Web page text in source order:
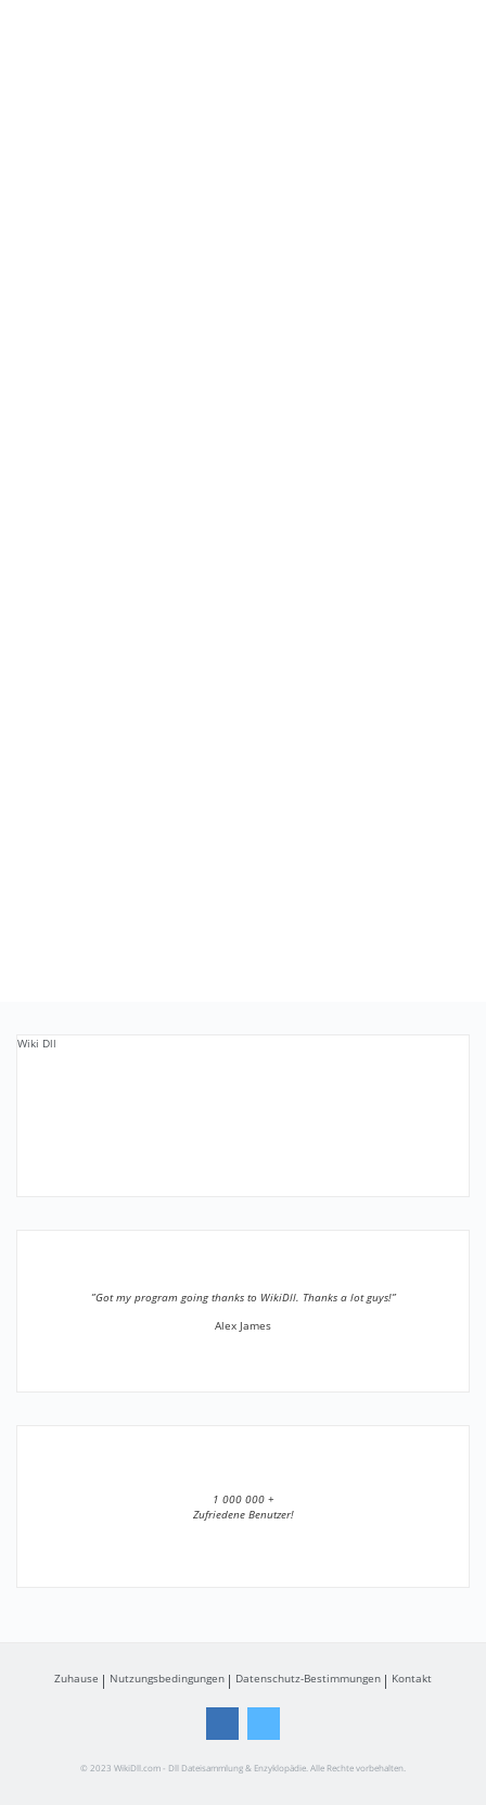
Wiki Dll
”Got my program going thanks to WikiDll. Thanks a lot guys!”
Alex James
1 000 000 +
Zufriedene Benutzer!
Zuhause Nutzungsbedingungen Datenschutz-Bestimmungen Kontakt
© 2023 WikiDll.com - Dll Dateisammlung & Enzyklopädie. Alle Rechte vorbehalten.